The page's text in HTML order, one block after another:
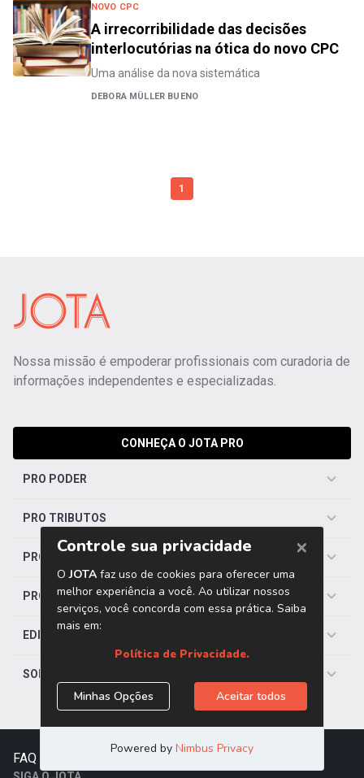
NOVO CPC
A irrecorribilidade das decisões
interlocutórias na ótica do novo CPC
Uma análise da nova sistemática
DEBORA MÜLLER BUENO
1
Nossa missão é empoderar profissionais com curadoria de
informações independentes e especializadas.
CONHEÇA O JOTA PRO
PRO PODER
PRO TRIBUTOS
PRO TRABALHISTA
PRO SAÚDE
EDITORIAS
SOBRE O JOTA
FAQ Trabalhe Conosco